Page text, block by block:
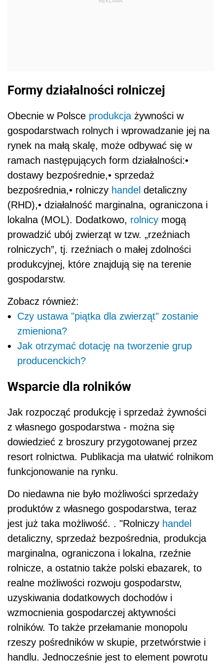
Formy działalności rolniczej
Obecnie w Polsce produkcja żywności w
gospodarstwach rolnych i wprowadzanie jej na
rynek na małą skalę, może odbywać się w
ramach następujących form działalności:•
dostawy bezpośrednie,• sprzedaż
bezpośrednia,• rolniczy handel detaliczny
(RHD),• działalność marginalna, ograniczona i
lokalna (MOL). Dodatkowo, rolnicy mogą
prowadzić ubój zwierząt w tzw. „rzeźniach
rolniczych”, tj. rzeźniach o małej zdolności
produkcyjnej, które znajdują się na terenie
gospodarstw.
Zobacz również:
Czy ustawa "piątka dla zwierząt" zostanie
zmieniona?
Jak otrzymać dotację na tworzenie grup
producenckich?
Wsparcie dla rolników
Jak rozpocząć produkcję i sprzedaż żywności
z własnego gospodarstwa - można się
dowiedzieć z broszury przygotowanej przez
resort rolnictwa. Publikacja ma ułatwić rolnikom
funkcjonowanie na rynku.
Do niedawna nie było możliwości sprzedaży
produktów z własnego gospodarstwa, teraz
jest już taka możliwość. . "Rolniczy handel
detaliczny, sprzedaż bezpośrednia, produkcja
marginalna, ograniczona i lokalna, rzeźnie
rolnicze, a ostatnio także polski ebazarek, to
realne możliwości rozwoju gospodarstw,
uzyskiwania dodatkowych dochodów i
wzmocnienia gospodarczej aktywności
rolników. To także przełamanie monopolu
rzeszy pośredników w skupie, przetwórstwie i
handlu. Jednocześnie jest to element powrotu